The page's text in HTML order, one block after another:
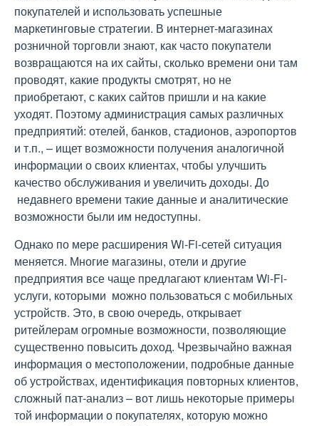
покупателей и использовать успешные
маркетинговые стратегии. В интернет-магазинах
розничной торговли знают, как часто покупатели
возвращаются на их сайты, сколько времени они там
проводят, какие продукты смотрят, но не
приобретают, с каких сайтов пришли и на какие
уходят. Поэтому администрация самых различных
предприятий: отелей, банков, стадионов, аэропортов
и т.п., – ищет возможности получения аналогичной
информации о своих клиентах, чтобы улучшить
качество обслуживания и увеличить доходы. До
недавнего времени такие данные и аналитические
возможности были им недоступны.
Однако по мере расширения Wi-Fi-сетей ситуация
меняется. Многие магазины, отели и другие
предприятия все чаще предлагают клиентам Wi-Fi-
услуги, которыми можно пользоваться с мобильных
устройств. Это, в свою очередь, открывает
ритейлерам огромные возможности, позволяющие
существенно повысить доход. Чрезвычайно важная
информация о местоположении, подробные данные
об устройствах, идентификация повторных клиентов,
сложный пат-анализ – вот лишь некоторые примеры
той информации о покупателях, которую можно